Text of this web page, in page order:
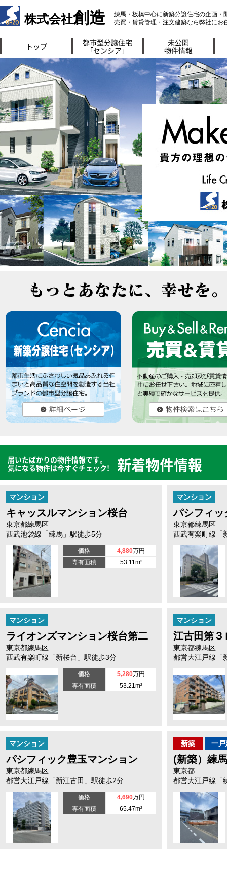
株式会社創造
練馬・板橋中心に新築分譲住宅の企画・
売買・賃貸管理・注文建築なら弊社にお
トップ
都市型分譲住宅
「センシア」
未公開
物件情報
届いたばかりの物件情報です。
気になる物件は今すぐチェック!
新着物件情報
マンション
キャッスルマンション桜台
東京都練馬区
西武池袋線「練馬」駅徒歩5分
価格 4,880万円
専有面積
53.11m²
マンション
パシフィッ
東京都練馬区
西武有楽町線「
マンション
ライオンズマンション桜台第二
東京都練馬区
西武有楽町線「新桜台」駅徒歩3分
価格 5,280万円
専有面積
53.21m²
マンション
江古田第３
東京都練馬区
都営大江戸線「
マンション
パシフィック豊玉マンション
東京都練馬区
都営大江戸線「新江古田」駅徒歩2分
価格 4,690万円
専有面積
65.47m²
新築 一戸
(新築）練
東京都
都営大江戸線「